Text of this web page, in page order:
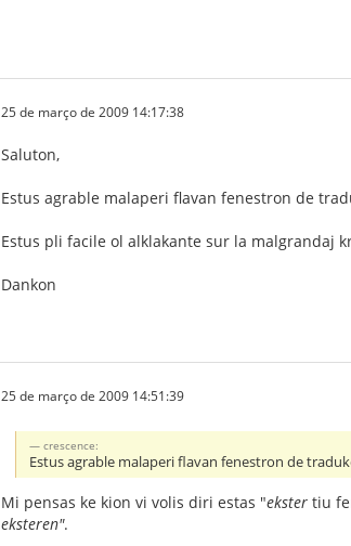
25 de março de 2009 14:17:38
Saluton,
Estus agrable malaperi flavan fenestron de
Estus pli facile ol alklakante sur la malgrandaj
Dankon
25 de março de 2009 14:51:39
crescence:
Estus agrable malaperi flavan fenestron de
Mi pensas ke kion vi volis diri estas "ekster tiu
eksteren".